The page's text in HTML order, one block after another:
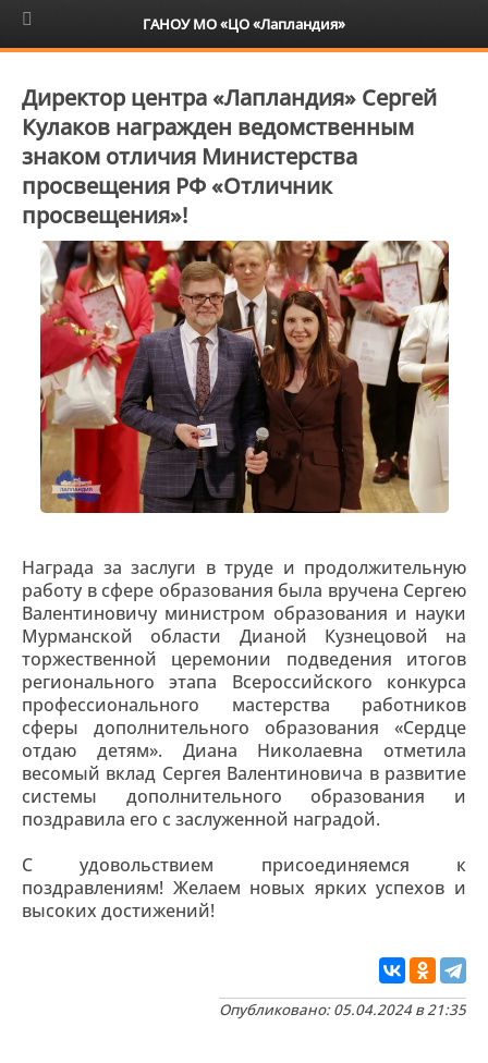
6+
Директор центра «Лапландия» Сергей
Кулаков награжден ведомственным
знаком отличия Министерства
просвещения РФ «Отличник
просвещения»!
Награда за заслуги в труде и продолжительную
работу в сфере образования была вручена Сергею
Валентиновичу министром образования и науки
Мурманской области Дианой Кузнецовой на
торжественной церемонии подведения итогов
регионального этапа Всероссийского конкурса
профессионального мастерства работников
сферы дополнительного образования «Сердце
отдаю детям». Диана Николаевна отметила
весомый вклад Сергея Валентиновича в развитие
системы дополнительного образования и
поздравила его с заслуженной наградой.
С удовольствием присоединяемся к
поздравлениям! Желаем новых ярких успехов и
высоких достижений!
Опубликовано: 05.04.2024 в 21:35
ГАНОУ МО «ЦО «Лапландия»